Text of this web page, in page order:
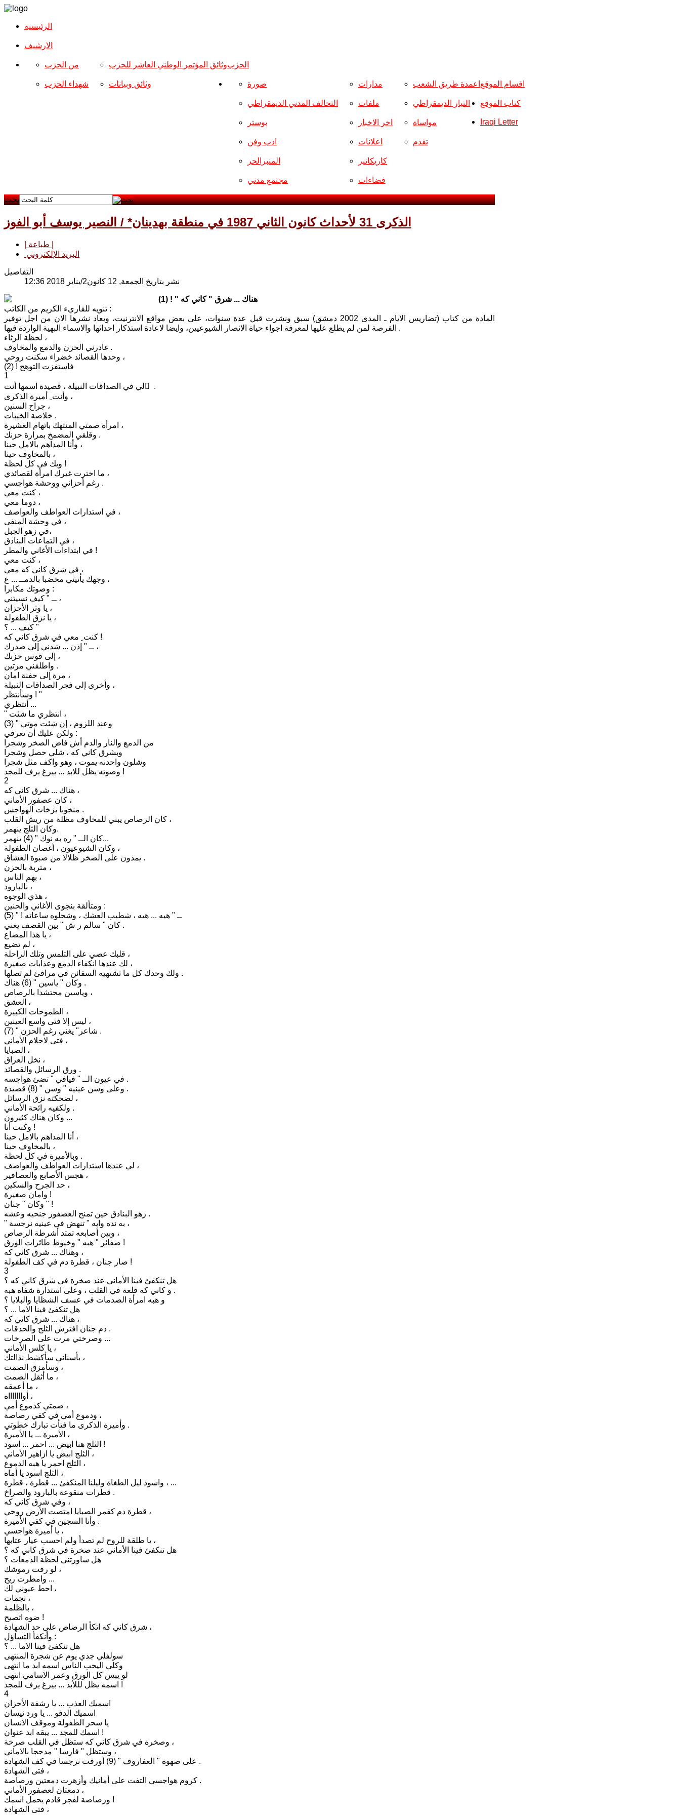
الرئيسية
الارشیف
الحزب من الحزب
شهداء الحزب
وثائق المؤتمر الوطني العاشر للحزب
وثائق وبيانات اقسام الموقع صورة
التحالف المدني الديمقراطي
بوستر
ادب وفن
المنبرالحر
مجتمع مدني
مدارات
ملفات
اخر الاخبار
اعلانات
كاريكاتير
فضاءات
اعمدة طريق الشعب
التيار الديمقراطي
مواساة
تقدم
كتاب الموقع
Iraqi Letter
بحث
الذكرى 31 لأحداث كانون الثاني 1987 في منطقة بهدينان* / النصير يوسف أبو الفوز
البريد الإلكتروني
التفاصيل
نشر بتاريخ الجمعة, 12 كانون2/يناير 2018 12:36
هناك ... شرق " كاني كه " ! (1)
تنويه للقاريء الكريم من الكاتب :
المادة من كتاب (تضاريس الايام ـ المدى 2002 دمشق) سبق ونشرت قبل عدة سنوات، على بعض مواقع الانترنيت، ويعاد نشرها الان من اجل توفير
الفرصة لمن لم يطلع عليها لمعرفة اجواء حياة الانصار الشيوعيين، وايضا لاعادة استذكار احداثها والاسماء البهية الواردة فيها .
لحظة الرثاء ،
غادرني الحزن والدمع والمخاوف .
وحدها القصائد خضراء سكنت روحي ،
فاستفزت التوهج ! (2)
1
لي في الصداقات النبيلة ، قصيدة اسمها أنت ِ .
وأنت ِ أميرة الذكرى ،
جراح السنين ،
خلاصة الخيبات .
امرأة صمتي المنتهك باتهام العشيرة ،
وقلقي المضمخ بمرارة حزنك .
وأنا المداهم بالامل حينا ،
بالمخاوف حينا ،
وبك في كل لحظة !
ما اخترت غيرك امرأة لقصائدي ،
رغم أحزاني ووحشة هواجسي .
كنت معي ،
دوما معي ،
في استدارات العواطف والعواصف ،
في وحشة المنفى ،
في زهو الجبل،
في التماعات البنادق ،
في ابتداءات الأغاني والمطر !
كنت معي ،
في شرق كاني كه معي ،
وجهك يأتيني مخضبا بالدمــ ... ع ،
وصوتك مكابرا :
ــ " كيف نسيتني ،
يا وتر الأحزان ،
يا نزق الطفولة ،
كيف ... ؟ "
كنت ِ معي في شرق كاني كه !
ــ " إذن ... شدني إلى صدرك ،
إلى قوس حزنك ،
واطلقني مرتين .
مرة إلى حفنة امان ،
وأخرى إلى فجر الصداقات النبيلة ،
وسأنتظر ! "
أنتظري ...
" انتظري ما شئت ،
وعند اللزوم ، إن شئت موتي " (3)
ولكن عليك أن تعرفي :
من الدمع والنار والدم أش فاض الصخر وشجرا
وبشرق كاني كه ، شلي حصل وشجرا
وشلون واحدنه يموت ، وهو واكف مثل شجرا
وصوته يظل للابد ... بيرغ يرف للمجد !
2
هناك ... شرق كاني كه ،
كان عصفور الأماني ،
منخوبا بزخات الهواجس .
كان الرصاص يبني للمخاوف مظلة من ريش القلب ،
وكان الثلج ينهمر.
كان الــ " ره به نوك " (4) ينهمر...
وكان الشيوعيون ، أغصان الطفولة ،
يمدون على الصخر ظلالا من صبوة العشاق .
متربة بالحزن ،
بهم الناس ،
بالبارود ،
هذي الوجوه ،
ومتألقة بنجوى الأغاني والحنين :
ــ " هيه ... هيه ، شطيب العشك ، وشحلوه ساعاته ! " (5)
كان " سالم ر ش " بين القصف يغني .
يا هذا المضاع ،
لم تضيع ،
قلبك عصي على التلمس وتلك الراحلة ،
لك عندها انكفاء الدمع وعذابات صغيرة ،
ولك وحدك كل ما تشتهيه السفائن في مرافئ لم تصلها .
وكان " ياسين " (6) هناك .
وياسين محتشدا بالرصاص ،
العشق ،
الطموحات الكبيرة ،
ليس إلا فتى واسع العينين ،
شاعر" يغني رغم الحزن " (7) .
فتى لاحلام الأماني ،
الصبايا ،
نخل العراق ،
ورق الرسائل والقصائد .
في عيون الــ " فيافي " تضئ هواجسه .
وعلى وسن عينيه " وسن " (8) قصيدة .
لضحكته نزق الرسائل ،
ولكفيه رائحة الأماني .
وكان هناك كثيرون ...
وكنت أنا !
أنا المداهم بالامل حينا ،
بالمخاوف حينا ،
وبالأميرة في كل لحظة .
لي عندها استدارات العواطف والعواصف ،
هجس الأصابع والعصافير ،
حد الجرح والسكين ،
وامان صغيرة !
وكان " جنان " !
زهو البنادق حين تمنح العصفور جنحيه وعشه .
" به نده وايه " تنهض في عينيه نرجسة ،
وبين أصابعه تمتد أشرطة الرصاص ،
ضفائر " هبه " وخيوط طائرات الورق !
وهناك ... شرق كاني كه ،
صار جنان ، قطرة دم في كف الطفولة !
3
هل تنكفئ فينا الأماني عند صخرة في شرق كاني كه ؟
و كاني كه قلعة في القلب ، وعلى استدارة شفاه هبه .
و هبه امرأة الصدمات في عسف الشظايا والبلايا ؟
هل تنكفئ فينا الاما ... ؟
هناك ... شرق كاني كه ،
دم جنان افترش الثلج والحدقات .
وصرختي مرت على الصرخات ...
يا كلس الأماني ،
بأسناني سأكشط نذالتك ،
وسأمزق الصمت ،
ما أثقل الصمت ،
ما أعمقه ،
أواااااااه ،
صمتي كدموع أمي ،
ودموع أمي في كفي رصاصة ،
وأميرة الذكرى ما فتأت تبارك خطوتي .
الأميرة ... يا الأميرة ،
الثلج هنا ابيض ... احمر ... اسود !
الثلج ابيض يا ازاهير الأماني ،
الثلج احمر يا هبه الدموع ،
الثلج اسود يا أماه ،
واسود ليل الطغاة وليلنا المنكفئ ... قطرة ، قطرة ، ...
قطرات منقوعة بالبارود والصراخ .
وفي شرق كاني كه ،
قطرة دم كقمر الصبايا امتصت الأرض روحي ،
وأنا السجين في كفي الأميرة .
يا أميرة هواجسي ،
يا طلقة للروح لم تصدأ ولم احسب عيار عتابها ،
هل تنكفئ فينا الأماني عند صخرة في شرق كاني كه ؟
هل ساورتني لحظة الدمعات ؟
لو رفت رموشك ،
وامطرت ريح ...
احط عيوني لك ،
نجمات ،
بالظلمة ،
ضوه اتصيح !
شرق كاني كه اتكأ الرصاص على حد الشهادة ،
وأنكفأ التساؤل :
هل تنكفئ فينا الاما ... ؟
سولفلي جدي يوم عن شجرة المنتهى
وكلي اليحب الناس اسمه ابد ما انتهى
لو يبس كل الورق وعمر الاسامي انتهى
اسمه يظل لللأبد ... بيرغ يرف للمجد !
4
اسميك العذب ... يا رشفة الأحزان
اسميك الدفو ... يا ورد نيسان
يا سحر الطفولة وموقف الانسان
اسمك للمجد ... يبقه ابد عنوان !
وصخرة في شرق كاني كه ستظل في القلب صرخة ،
وستظل " فارسا " مدججا بالاماني ،
على صهوة " العفاروف " (9) أورقت نرجسا في كف الشهادة .
فتى الشهادة ،
كروم هواجسي التفت على أمانيك وأزهرت دمعتين ورصاصة .
دمعتان لعصفور الأماني ،
ورصاصة لفجر قادم يحمل اسمك !
فتى الشهادة ،